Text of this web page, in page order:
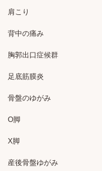
肩こり
背中の痛み
胸郭出口症候群
足底筋膜炎
骨盤のゆがみ
O脚
X脚
産後骨盤ゆがみ